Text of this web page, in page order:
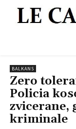
BALKANS
Zero
Policia
zvicerane,
kriminale